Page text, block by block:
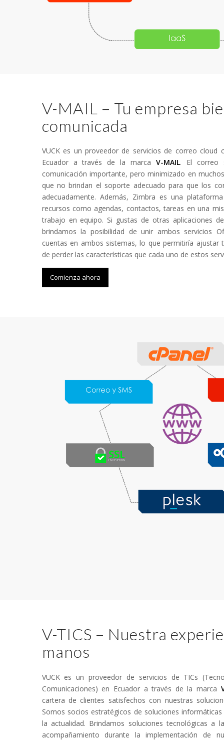
V-MAIL – Tu empresa
comunicada
VUCK es un proveedor de servicios de correo cloud
Ecuador a través de la marcaV-MAIL. El correo
comunicación importante, pero minimizado en
que no brindan el soporte adecuado para que los
adecuadamente. Además, Zimbra es una
recursos como agendas, contactos, tareas en una
trabajo en equipo. Si gustas de otras aplicaciones
brindamos la posibilidad de unir ambos servicios
cuentas en ambos sistemas, lo que permitiría ajustar
de perder las características que cada uno de estos
Comienza ahora
V-TICS – Nuestra
manos
VUCK es un proveedor de servicios de TICs
Comunicaciones) en Ecuador a través de la marca
cartera de clientes satisfechos con nuestras
Somos socios estratégicos de soluciones
la actualidad. Brindamos soluciones tecnológicas a
acompañamiento durante la implementación de